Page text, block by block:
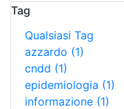
Tag
Qualsiasi Tag
azzardo (1)
cndd (1)
epidemiologia (1)
informazione (1)